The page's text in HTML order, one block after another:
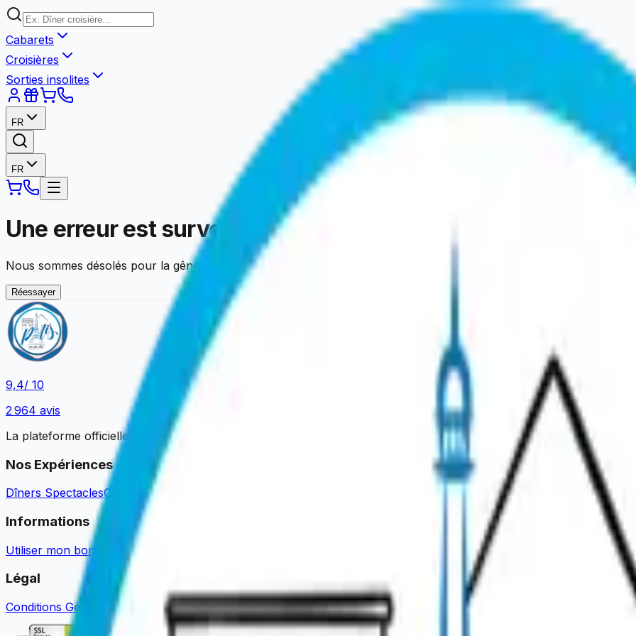
Cabarets
Croisières
Sorties insolites
FR
FR
Une erreur est survenue
Nous sommes désolés pour la gêne occasionnée. Vous pouvez réessayer dans un instant. Si le problème
Réessayer
9,4/ 10
2 964 avis
La plateforme officielle pour réserver vos expériences parisiennes.
Nos Expériences
Dîners SpectaclesCroisières Promenades Visites InsolitesIdées Cadeaux
Informations
Utiliser mon bon cadeauGuides & Actualités Contactez notre équipe !
Légal
Conditions Générales de VenteMentions LégalesPolitique de confidentialité Politique de gestion des avis Préférences